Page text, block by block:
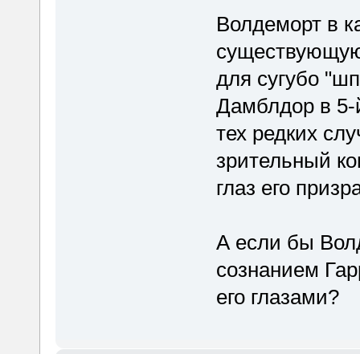
Волдеморт в
для сугубо
Дамблдор в 5-
тех редких
зрительный
глаз его
А если бы
сознанием
его глазами?